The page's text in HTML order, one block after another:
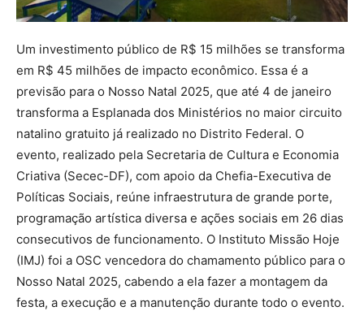
Um investimento público de R$ 15 milhões se transforma
em R$ 45 milhões de impacto econômico. Essa é a
previsão para o Nosso Natal 2025, que até 4 de janeiro
transforma a Esplanada dos Ministérios no maior circuito
natalino gratuito já realizado no Distrito Federal. O
evento, realizado pela Secretaria de Cultura e Economia
Criativa (Secec-DF), com apoio da Chefia-Executiva de
Políticas Sociais, reúne infraestrutura de grande porte,
programação artística diversa e ações sociais em 26 dias
consecutivos de funcionamento. O Instituto Missão Hoje
(IMJ) foi a OSC vencedora do chamamento público para o
Nosso Natal 2025, cabendo a ela fazer a montagem da
festa, a execução e a manutenção durante todo o evento.